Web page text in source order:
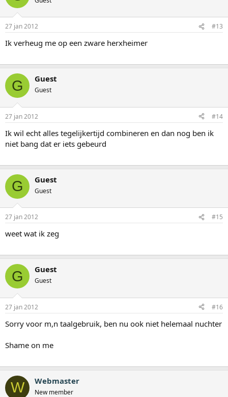
27 jan 2012 #13
Ik verheug me op een zware herxheimer
G Guest
Guest
27 jan 2012 #14
Ik wil echt alles tegelijkertijd combineren en dan nog ben ik
niet bang dat er iets gebeurd
G Guest
Guest
27 jan 2012 #15
weet wat ik zeg
G Guest
Guest
27 jan 2012 #16
Sorry voor m,n taalgebruik, ben nu ook niet helemaal nuchter
Shame on me
W Webmaster
New member